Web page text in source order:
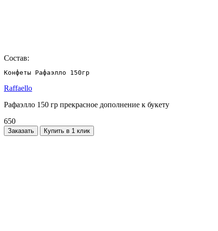
Состав:
Конфеты Рафаэлло 150гр
Raffaello
Рафаэлло 150 гр прекрасное дополнение к букету
650
Заказать Купить в 1 клик